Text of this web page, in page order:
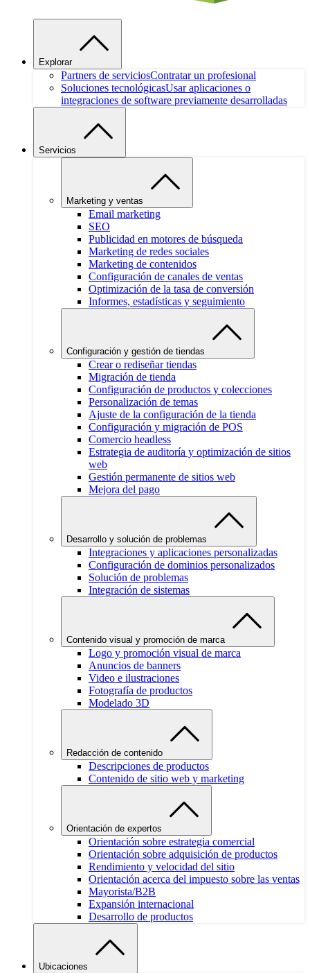
Explorar
Partners de serviciosContratar un profesional
Soluciones tecnológicasUsar aplicaciones o
integraciones de software previamente desarrolladas
Servicios
Marketing y ventas
Email marketing
SEO
Publicidad en motores de búsqueda
Marketing de redes sociales
Marketing de contenidos
Configuración de canales de ventas
Optimización de la tasa de conversión
Informes, estadísticas y seguimiento
Configuración y gestión de tiendas
Crear o rediseñar tiendas
Migración de tienda
Configuración de productos y colecciones
Personalización de temas
Ajuste de la configuración de la tienda
Configuración y migración de POS
Comercio headless
Estrategia de auditoría y optimización de sitios
web
Gestión permanente de sitios web
Mejora del pago
Desarrollo y solución de problemas
Integraciones y aplicaciones personalizadas
Configuración de dominios personalizados
Solución de problemas
Integración de sistemas
Contenido visual y promoción de marca
Logo y promoción visual de marca
Anuncios de banners
Video e ilustraciones
Fotografía de productos
Modelado 3D
Redacción de contenido
Descripciones de productos
Contenido de sitio web y marketing
Orientación de expertos
Orientación sobre estrategia comercial
Orientación sobre adquisición de productos
Rendimiento y velocidad del sitio
Orientación acerca del impuesto sobre las ventas
Mayorista/B2B
Expansión internacional
Desarrollo de productos
Ubicaciones